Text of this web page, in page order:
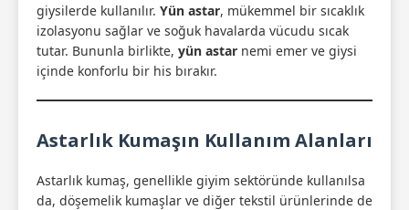
giysilerde kullanılır. Yün astar, mükemmel bir sıcaklık
izolasyonu sağlar ve soğuk havalarda vücudu sıcak
tutar. Bununla birlikte, yün astar nemi emer ve giysi
içinde konforlu bir his bırakır.
Astarlık Kumaşın Kullanım Alanları
Astarlık kumaş, genellikle giyim sektöründe kullanılsa
da, döşemelik kumaşlar ve diğer tekstil ürünlerinde de